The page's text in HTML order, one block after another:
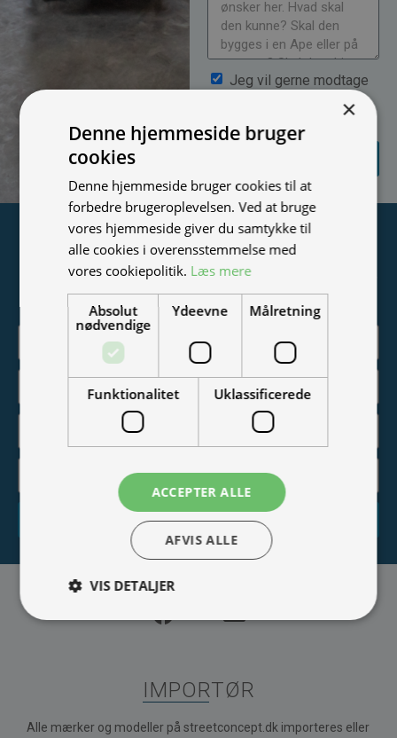
Jeg vil gerne modtage
nyheder på mail (bare rolig,
vi spammer ikke)
Tilmeld nyhedsmail
Vær blandt de første til at modtage info om nye produkter,
tilbud, events og udstillinger.
Tilmeld
IMPORTØR
Alle mærker og modeller på streetconcept.dk importeres eller
×
Denne hjemmeside bruger
cookies
Denne hjemmeside bruger cookies til at
forbedre brugeroplevelsen. Ved at bruge
vores hjemmeside giver du samtykke til
alle cookies i overensstemmelse med
vores cookiepolitik. Læs mere
Absolut
nødvendige
Ydeevne Målretning
Funktionalitet Uklassificerede
ACCEPTER ALLE
AFVIS ALLE
VIS DETALJER